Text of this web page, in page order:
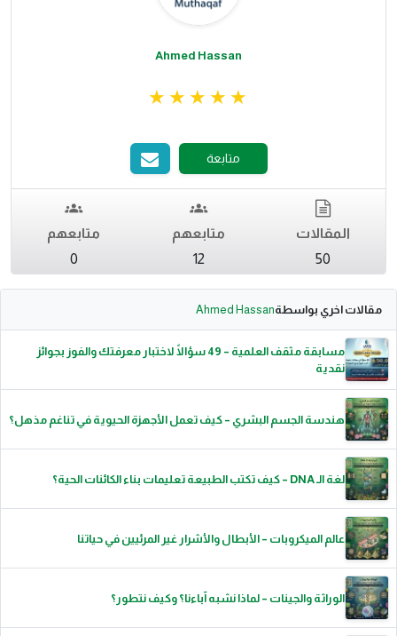
Ahmed Hassan
متابعة
المقالات
50
متابعهم
12
متابعهم
0
مقالات اخري بواسطةAhmed Hassan
مسابقة مثقف العلمية – 49 سؤالًا لاختبار معرفتك والفوز بجوائز
نقدية
هندسة الجسم البشري – كيف تعمل الأجهزة الحيوية في تناغم مذهل؟
لغة الـ DNA – كيف تكتب الطبيعة تعليمات بناء الكائنات الحية؟
عالم الميكروبات – الأبطال والأشرار غير المرئيين في حياتنا
الوراثة والجينات – لماذا نشبه آباءنا؟ وكيف نتطور؟